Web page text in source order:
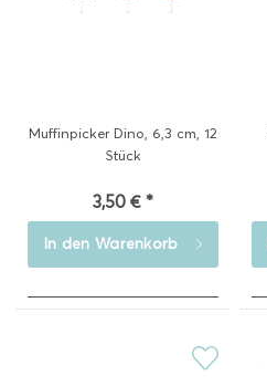
Muffinpicker Dino, 6,3 cm, 12
Stück
3,50 € *
In den Warenkorb